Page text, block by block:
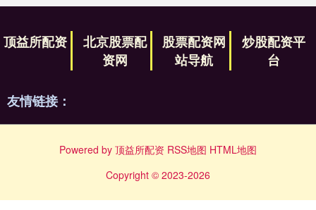
顶益所配资
北京股票配
资网
股票配资网
站导航
炒股配资平
台
友情链接：
Powered by 顶益所配资 RSS地图 HTML地图
Copyright © 2023-2026